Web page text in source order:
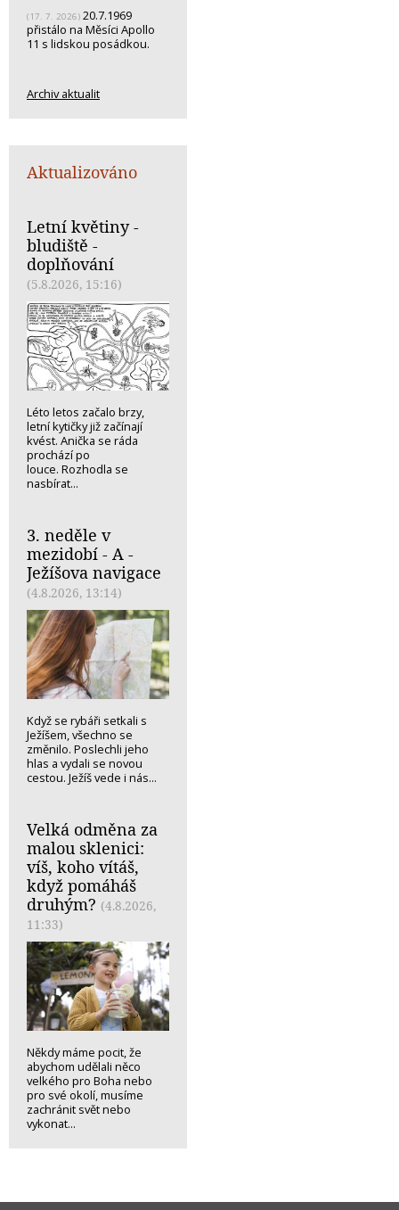
(17. 7. 2026) 20.7.1969
přistálo na Měsíci Apollo
11 s lidskou posádkou.
Archiv aktualit
Aktualizováno
Letní květiny -
bludiště -
doplňování
(5.8.2026, 15:16)
Léto letos začalo brzy,
letní kytičky již začínají
kvést. Anička se ráda
prochází po
louce. Rozhodla se
nasbírat...
3. neděle v
mezidobí - A -
Ježíšova navigace
(4.8.2026, 13:14)
Když se rybáři setkali s
Ježíšem, všechno se
změnilo. Poslechli jeho
hlas a vydali se novou
cestou. Ježíš vede i nás...
Velká odměna za
malou sklenici:
víš, koho vítáš,
když pomáháš
druhým? (4.8.2026,
11:33)
Někdy máme pocit, že
abychom udělali něco
velkého pro Boha nebo
pro své okolí, musíme
zachránit svět nebo
vykonat...